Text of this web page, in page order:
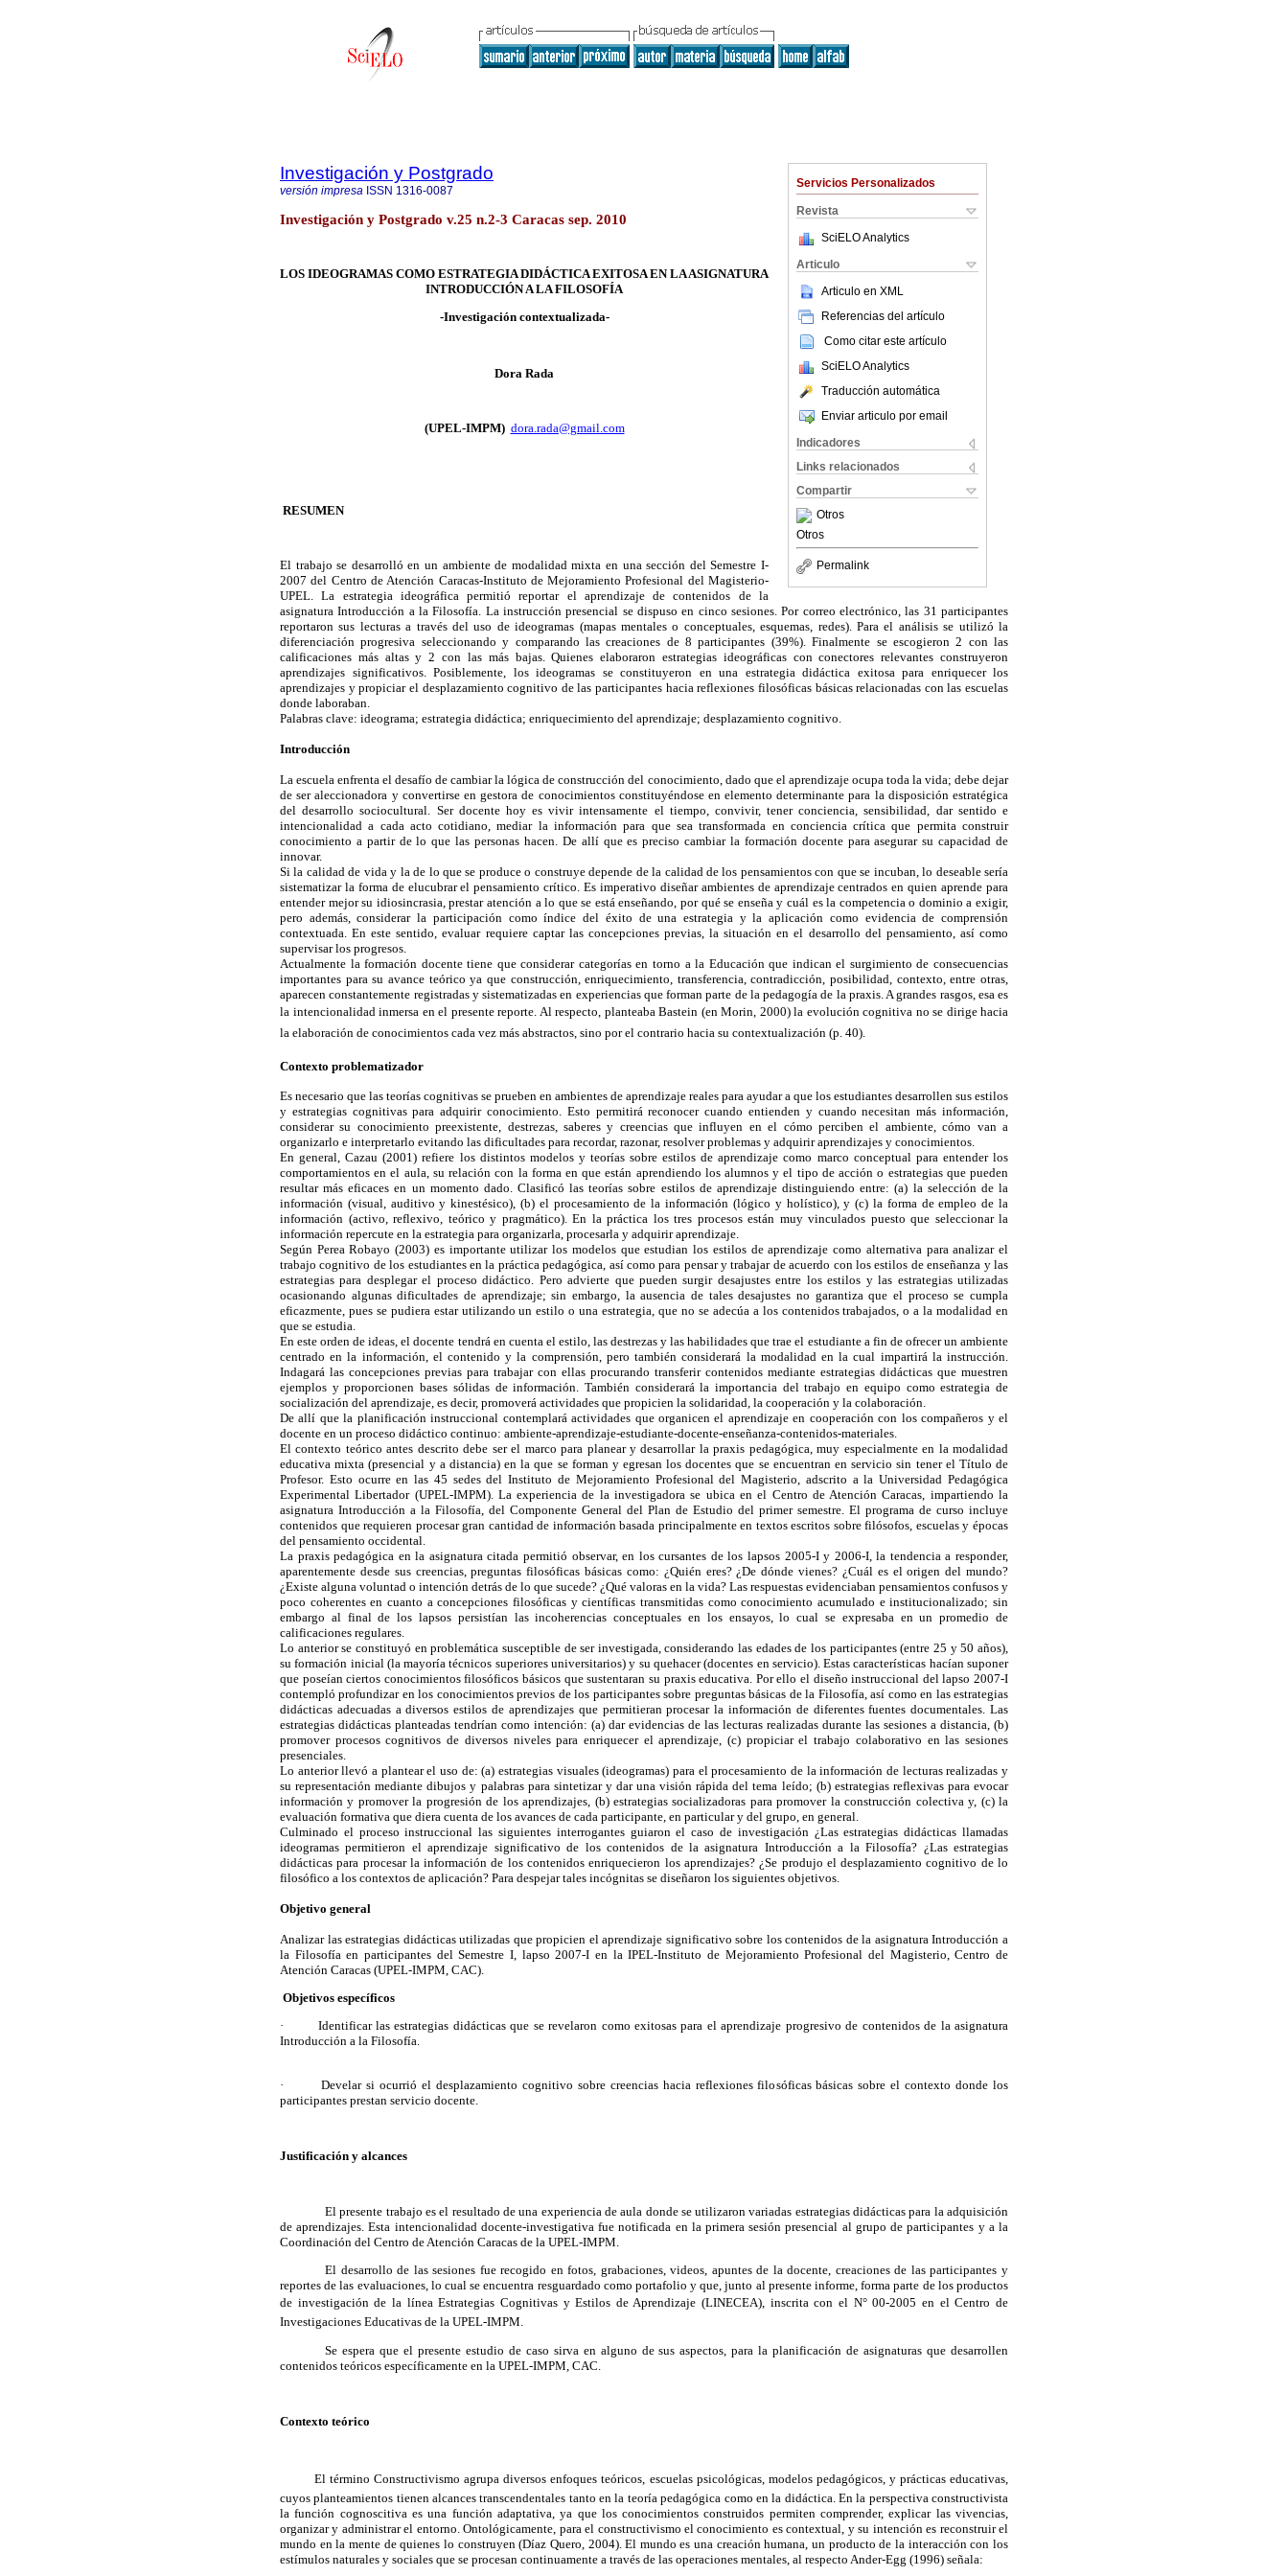
Servicios Personalizados
Revista
SciELO Analytics
Articulo
Articulo en XML
Referencias del artículo
Como citar este artículo
SciELO Analytics
Traducción automática
Enviar articulo por email
Indicadores
Links relacionados
Compartir
Otros
Otros
Permalink
Investigación y Postgrado
versión impresa ISSN 1316-0087
Investigación y Postgrado v.25 n.2-3 Caracas sep. 2010
LOS IDEOGRAMAS COMO ESTRATEGIA DIDÁCTICA EXITOSA EN LA ASIGNATURA
INTRODUCCIÓN A LA FILOSOFÍA
-Investigación contextualizada-
Dora Rada
(UPEL-IMPM) dora.rada@gmail.com
RESUMEN
El trabajo se desarrolló en un ambiente de modalidad mixta en una sección del Semestre I-
2007 del Centro de Atención Caracas-Instituto de Mejoramiento Profesional del Magisterio-
UPEL. La estrategia ideográfica permitió reportar el aprendizaje de contenidos de la
asignatura Introducción a la Filosofía. La instrucción presencial se dispuso en cinco sesiones. Por correo electrónico, las 31 participantes
reportaron sus lecturas a través del uso de ideogramas (mapas mentales o conceptuales, esquemas, redes). Para el análisis se utilizó la
diferenciación progresiva seleccionando y comparando las creaciones de 8 participantes (39%). Finalmente se escogieron 2 con las
calificaciones más altas y 2 con las más bajas. Quienes elaboraron estrategias ideográficas con conectores relevantes construyeron
aprendizajes significativos. Posiblemente, los ideogramas se constituyeron en una estrategia didáctica exitosa para enriquecer los
aprendizajes y propiciar el desplazamiento cognitivo de las participantes hacia reflexiones filosóficas básicas relacionadas con las escuelas
donde laboraban.
Palabras clave: ideograma; estrategia didáctica; enriquecimiento del aprendizaje; desplazamiento cognitivo.
Introducción
La escuela enfrenta el desafío de cambiar la lógica de construcción del conocimiento, dado que el aprendizaje ocupa toda la vida; debe dejar
de ser aleccionadora y convertirse en gestora de conocimientos constituyéndose en elemento determinante para la disposición estratégica
del desarrollo sociocultural. Ser docente hoy es vivir intensamente el tiempo, convivir, tener conciencia, sensibilidad, dar sentido e
intencionalidad a cada acto cotidiano, mediar la información para que sea transformada en conciencia crítica que permita construir
conocimiento a partir de lo que las personas hacen. De allí que es preciso cambiar la formación docente para asegurar su capacidad de
innovar.
Si la calidad de vida y la de lo que se produce o construye depende de la calidad de los pensamientos con que se incuban, lo deseable sería
sistematizar la forma de elucubrar el pensamiento crítico. Es imperativo diseñar ambientes de aprendizaje centrados en quien aprende para
entender mejor su idiosincrasia, prestar atención a lo que se está enseñando, por qué se enseña y cuál es la competencia o dominio a exigir,
pero además, considerar la participación como índice del éxito de una estrategia y la aplicación como evidencia de comprensión
contextuada. En este sentido, evaluar requiere captar las concepciones previas, la situación en el desarrollo del pensamiento, así como
supervisar los progresos.
Actualmente la formación docente tiene que considerar categorías en torno a la Educación que indican el surgimiento de consecuencias
importantes para su avance teórico ya que construcción, enriquecimiento, transferencia, contradicción, posibilidad, contexto, entre otras,
aparecen constantemente registradas y sistematizadas en experiencias que forman parte de la pedagogía de la praxis. A grandes rasgos, esa es
la intencionalidad inmersa en el presente reporte. Al respecto, planteaba Bastein (en Morin, 2000) la evolución cognitiva no se dirige hacia
la elaboración de conocimientos cada vez más abstractos, sino por el contrario hacia su contextualización (p. 40).
Contexto problematizador
Es necesario que las teorías cognitivas se prueben en ambientes de aprendizaje reales para ayudar a que los estudiantes desarrollen sus estilos
y estrategias cognitivas para adquirir conocimiento. Esto permitirá reconocer cuando entienden y cuando necesitan más información,
considerar su conocimiento preexistente, destrezas, saberes y creencias que influyen en el cómo perciben el ambiente, cómo van a
organizarlo e interpretarlo evitando las dificultades para recordar, razonar, resolver problemas y adquirir aprendizajes y conocimientos.
En general, Cazau (2001) refiere los distintos modelos y teorías sobre estilos de aprendizaje como marco conceptual para entender los
comportamientos en el aula, su relación con la forma en que están aprendiendo los alumnos y el tipo de acción o estrategias que pueden
resultar más eficaces en un momento dado. Clasificó las teorías sobre estilos de aprendizaje distinguiendo entre: (a) la selección de la
información (visual, auditivo y kinestésico), (b) el procesamiento de la información (lógico y holístico), y (c) la forma de empleo de la
información (activo, reflexivo, teórico y pragmático). En la práctica los tres procesos están muy vinculados puesto que seleccionar la
información repercute en la estrategia para organizarla, procesarla y adquirir aprendizaje.
Según Perea Robayo (2003) es importante utilizar los modelos que estudian los estilos de aprendizaje como alternativa para analizar el
trabajo cognitivo de los estudiantes en la práctica pedagógica, así como para pensar y trabajar de acuerdo con los estilos de enseñanza y las
estrategias para desplegar el proceso didáctico. Pero advierte que pueden surgir desajustes entre los estilos y las estrategias utilizadas
ocasionando algunas dificultades de aprendizaje; sin embargo, la ausencia de tales desajustes no garantiza que el proceso se cumpla
eficazmente, pues se pudiera estar utilizando un estilo o una estrategia, que no se adecúa a los contenidos trabajados, o a la modalidad en
que se estudia.
En este orden de ideas, el docente tendrá en cuenta el estilo, las destrezas y las habilidades que trae el estudiante a fin de ofrecer un ambiente
centrado en la información, el contenido y la comprensión, pero también considerará la modalidad en la cual impartirá la instrucción.
Indagará las concepciones previas para trabajar con ellas procurando transferir contenidos mediante estrategias didácticas que muestren
ejemplos y proporcionen bases sólidas de información. También considerará la importancia del trabajo en equipo como estrategia de
socialización del aprendizaje, es decir, promoverá actividades que propicien la solidaridad, la cooperación y la colaboración.
De allí que la planificación instruccional contemplará actividades que organicen el aprendizaje en cooperación con los compañeros y el
docente en un proceso didáctico continuo: ambiente-aprendizaje-estudiante-docente-enseñanza-contenidos-materiales.
El contexto teórico antes descrito debe ser el marco para planear y desarrollar la praxis pedagógica, muy especialmente en la modalidad
educativa mixta (presencial y a distancia) en la que se forman y egresan los docentes que se encuentran en servicio sin tener el Título de
Profesor. Esto ocurre en las 45 sedes del Instituto de Mejoramiento Profesional del Magisterio, adscrito a la Universidad Pedagógica
Experimental Libertador (UPEL-IMPM). La experiencia de la investigadora se ubica en el Centro de Atención Caracas, impartiendo la
asignatura Introducción a la Filosofía, del Componente General del Plan de Estudio del primer semestre. El programa de curso incluye
contenidos que requieren procesar gran cantidad de información basada principalmente en textos escritos sobre filósofos, escuelas y épocas
del pensamiento occidental.
La praxis pedagógica en la asignatura citada permitió observar, en los cursantes de los lapsos 2005-I y 2006-I, la tendencia a responder,
aparentemente desde sus creencias, preguntas filosóficas básicas como: ¿Quién eres? ¿De dónde vienes? ¿Cuál es el origen del mundo?
¿Existe alguna voluntad o intención detrás de lo que sucede? ¿Qué valoras en la vida? Las respuestas evidenciaban pensamientos confusos y
poco coherentes en cuanto a concepciones filosóficas y científicas transmitidas como conocimiento acumulado e institucionalizado; sin
embargo al final de los lapsos persistían las incoherencias conceptuales en los ensayos, lo cual se expresaba en un promedio de
calificaciones regulares.
Lo anterior se constituyó en problemática susceptible de ser investigada, considerando las edades de los participantes (entre 25 y 50 años),
su formación inicial (la mayoría técnicos superiores universitarios) y su quehacer (docentes en servicio). Estas características hacían suponer
que poseían ciertos conocimientos filosóficos básicos que sustentaran su praxis educativa. Por ello el diseño instruccional del lapso 2007-I
contempló profundizar en los conocimientos previos de los participantes sobre preguntas básicas de la Filosofía, así como en las estrategias
didácticas adecuadas a diversos estilos de aprendizajes que permitieran procesar la información de diferentes fuentes documentales. Las
estrategias didácticas planteadas tendrían como intención: (a) dar evidencias de las lecturas realizadas durante las sesiones a distancia, (b)
promover procesos cognitivos de diversos niveles para enriquecer el aprendizaje, (c) propiciar el trabajo colaborativo en las sesiones
presenciales.
Lo anterior llevó a plantear el uso de: (a) estrategias visuales (ideogramas) para el procesamiento de la información de lecturas realizadas y
su representación mediante dibujos y palabras para sintetizar y dar una visión rápida del tema leído; (b) estrategias reflexivas para evocar
información y promover la progresión de los aprendizajes, (b) estrategias socializadoras para promover la construcción colectiva y, (c) la
evaluación formativa que diera cuenta de los avances de cada participante, en particular y del grupo, en general.
Culminado el proceso instruccional las siguientes interrogantes guiaron el caso de investigación ¿Las estrategias didácticas llamadas
ideogramas permitieron el aprendizaje significativo de los contenidos de la asignatura Introducción a la Filosofía? ¿Las estrategias
didácticas para procesar la información de los contenidos enriquecieron los aprendizajes? ¿Se produjo el desplazamiento cognitivo de lo
filosófico a los contextos de aplicación? Para despejar tales incógnitas se diseñaron los siguientes objetivos.
Objetivo general
Analizar las estrategias didácticas utilizadas que propicien el aprendizaje significativo sobre los contenidos de la asignatura Introducción a
la Filosofía en participantes del Semestre I, lapso 2007-I en la IPEL-Instituto de Mejoramiento Profesional del Magisterio, Centro de
Atención Caracas (UPEL-IMPM, CAC).
Objetivos específicos
· Identificar las estrategias didácticas que se revelaron como exitosas para el aprendizaje progresivo de contenidos de la asignatura
Introducción a la Filosofía.
· Develar si ocurrió el desplazamiento cognitivo sobre creencias hacia reflexiones filosóficas básicas sobre el contexto donde los
participantes prestan servicio docente.
Justificación y alcances
El presente trabajo es el resultado de una experiencia de aula donde se utilizaron variadas estrategias didácticas para la adquisición
de aprendizajes. Esta intencionalidad docente-investigativa fue notificada en la primera sesión presencial al grupo de participantes y a la
Coordinación del Centro de Atención Caracas de la UPEL-IMPM.
El desarrollo de las sesiones fue recogido en fotos, grabaciones, videos, apuntes de la docente, creaciones de las participantes y
reportes de las evaluaciones, lo cual se encuentra resguardado como portafolio y que, junto al presente informe, forma parte de los productos
de investigación de la línea Estrategias Cognitivas y Estilos de Aprendizaje (LINECEA), inscrita con el N° 00-2005 en el Centro de
Investigaciones Educativas de la UPEL-IMPM.
Se espera que el presente estudio de caso sirva en alguno de sus aspectos, para la planificación de asignaturas que desarrollen
contenidos teóricos específicamente en la UPEL-IMPM, CAC.
Contexto teórico
El término Constructivismo agrupa diversos enfoques teóricos, escuelas psicológicas, modelos pedagógicos, y prácticas educativas,
cuyos planteamientos tienen alcances transcendentales tanto en la teoría pedagógica como en la didáctica. En la perspectiva constructivista
la función cognoscitiva es una función adaptativa, ya que los conocimientos construidos permiten comprender, explicar las vivencias,
organizar y administrar el entorno. Ontológicamente, para el constructivismo el conocimiento es contextual, y su intención es reconstruir el
mundo en la mente de quienes lo construyen (Díaz Quero, 2004). El mundo es una creación humana, un producto de la interacción con los
estímulos naturales y sociales que se procesan continuamente a través de las operaciones mentales, al respecto Ander-Egg (1996) señala: